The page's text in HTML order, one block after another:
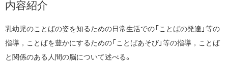
内容紹介
乳幼児のことばの姿を知るための日常生活での「ことばの発達」等の
指導，ことばを豊かにするための「ことばあそび」等の指導，ことば
と関係のある人間の脳について述べる。